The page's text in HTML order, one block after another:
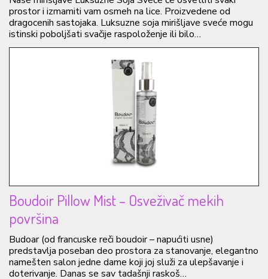
prostor i izmamiti vam osmeh na lice. Proizvedene od
dragocenih sastojaka. Luksuzne soja mirišljave sveće mogu
istinski poboljšati svačije raspoloženje ili bilo…
Boudoir Pillow Mist – Osveživač mekih
površina
Budoar (od francuske reči boudoir – napućiti usne)
predstavlja poseban deo prostora za stanovanje, elegantno
namešten salon jedne dame koji joj služi za ulepšavanje i
doterivanje. Danas se sav tadašnji raskoš…